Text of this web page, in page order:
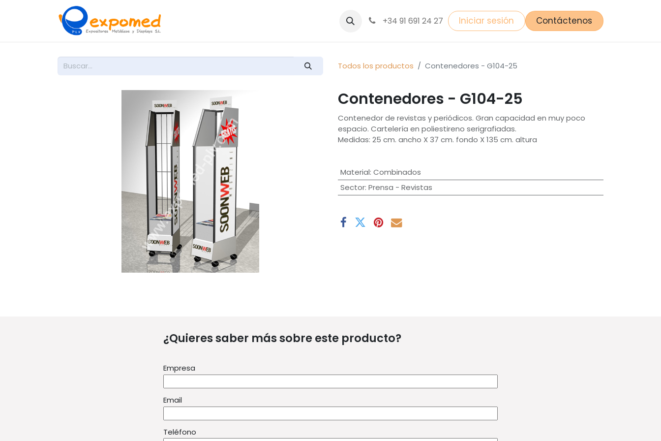
+34 91 691 24 27 Iniciar sesión Contáctenos
Todos los productos Contenedores - G104-25
Contenedores - G104-25
Contenedor de revistas y periódicos. Gran capacidad en muy poco
espacio. Cartelería en poliestireno serigrafiadas.
Medidas: 25 cm. ancho X 37 cm. fondo X 135 cm. altura
Material: Combinados
Sector: Prensa - Revistas
¿Quieres saber más sobre este producto?
Empresa
Email
Teléfono